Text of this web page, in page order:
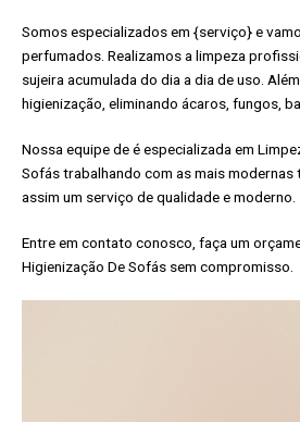
Somos especializados em {serviço} e
perfumados. Realizamos a limpeza
sujeira acumulada do dia a dia de uso.
higienização, eliminando ácaros, fungos,
Nossa equipe de é especializada em
Sofás trabalhando com as mais
assim um serviço de qualidade e moderno.
Entre em contato conosco, faça um
Higienização De Sofás sem compromisso.